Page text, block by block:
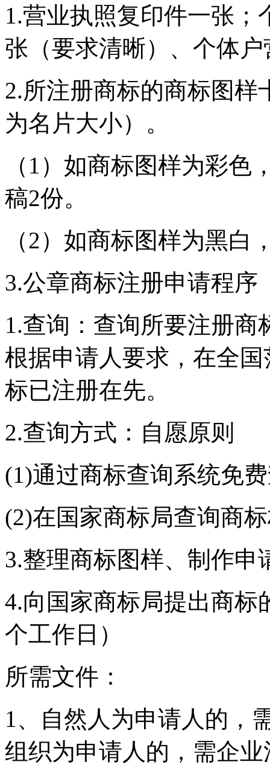
1.营业执照复印件一张
张（要求清晰）、个体
2.所注册商标的商标图样
为名片大小）。
（1）如商标图样为彩色
稿2份。
（2）如商标图样为黑白
3.公章商标注册申请程序
1.查询：查询所要注册
根据申请人要求，在全
标已注册在先。
2.查询方式：自愿原则
(1)通过商标查询系统免
(2)在国家商标局查询商
3.整理商标图样、制作申
4.向国家商标局提出商标
个工作日）
所需文件：
1、自然人为申请人的，
组织为申请人的，需企